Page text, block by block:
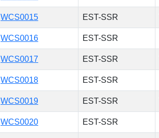
WCS0015 EST-SSR
WCS0016 EST-SSR
WCS0017 EST-SSR
WCS0018 EST-SSR
WCS0019 EST-SSR
WCS0020 EST-SSR